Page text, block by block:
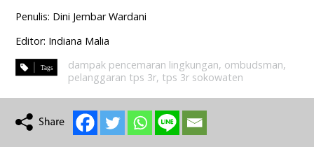
Penulis: Dini Jembar Wardani
Editor: Indiana Malia
dampak pencemaran lingkungan, ombudsman,
pelanggaran tps 3r, tps 3r sokowaten